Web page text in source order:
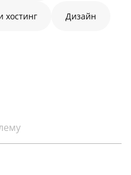
хостинг Дизайн